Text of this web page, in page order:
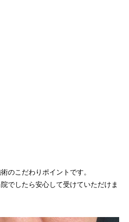
のこだわりポイントです。
でしたら安心して受けていただけま